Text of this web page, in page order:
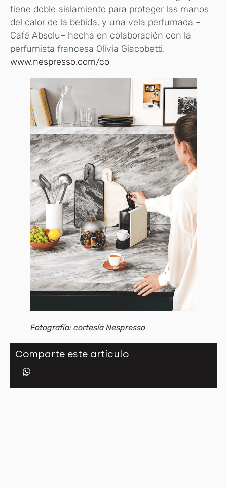
tiene doble aislamiento para proteger las manos
del calor de la bebida, y una vela perfumada –
Café Absolu– hecha en colaboración con la
perfumista francesa Olivia Giacobetti.
www.nespresso.com/co
Fotografía: cortesía Nespresso
Comparte este artículo